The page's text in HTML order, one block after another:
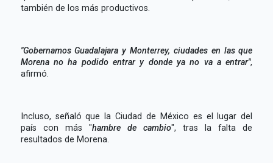
también de los más productivos.
"Gobernamos Guadalajara y Monterrey, ciudades en las que
Morena no ha podido entrar y donde ya no va a entrar",
afirmó.
Incluso, señaló que la Ciudad de México es el lugar del
país con más "hambre de cambio", tras la falta de
resultados de Morena.